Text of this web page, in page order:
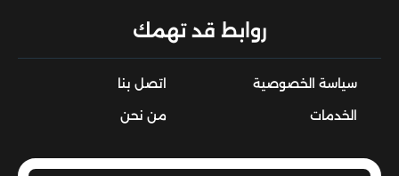
روابط قد تهمك
سياسة الخصوصية
اتصل بنا
الخدمات
من نحن